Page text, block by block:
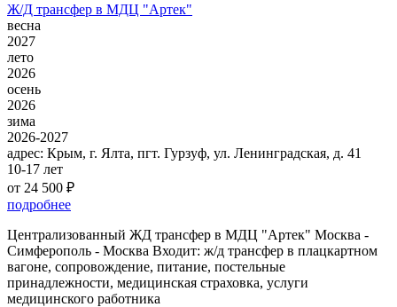
Ж/Д трансфер в МДЦ "Артек"
весна
2027
лето
2026
осень
2026
зима
2026-2027
адрес: Крым, г. Ялта, пгт. Гурзуф, ул. Ленинградская, д. 41
10-17 лет
от 24 500 ₽
подробнее
Централизованный ЖД трансфер в МДЦ "Артек" Москва -
Симферополь - Москва Входит: ж/д трансфер в плацкартном
вагоне, сопровождение, питание, постельные
принадлежности, медицинская страховка, услуги
медицинского работника